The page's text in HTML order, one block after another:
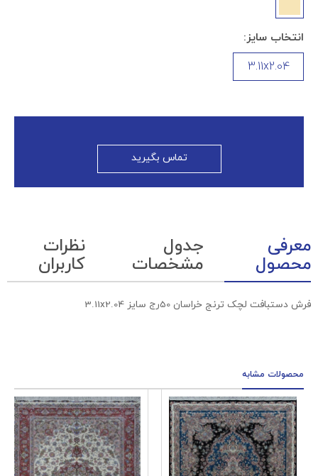
انتخاب سایز:
3.11x2.04
تماس بگیرید
معرفی
محصول
جدول
مشخصات
نظرات
کاربران
فرش دستبافت لچک ترنج خراسان 50رج سایز 3.11x2.04
محصولات مشابه